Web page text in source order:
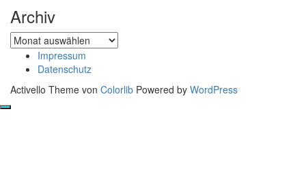
Archiv
Archiv
Impressum
Datenschutz
Activello Theme von Colorlib Powered by WordPress